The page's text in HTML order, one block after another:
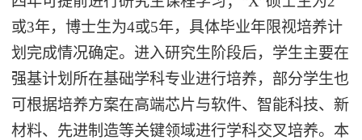
或3年，博士生为4或5年，具体毕业年限视培养计
划完成情况确定。进入研究生阶段后，学生主要在
强基计划所在基础学科专业进行培养，部分学生也
可根据培养方案在高端芯片与软件、智能科技、新
材料、先进制造等关键领域进行学科交叉培养。本